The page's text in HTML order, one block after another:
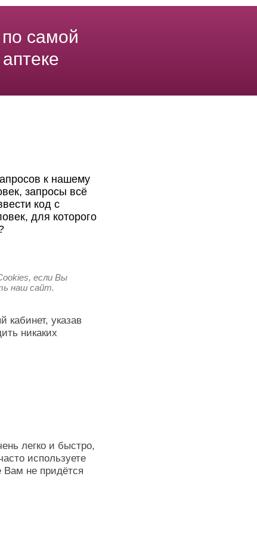
самой
к нашему
запросы всё
код с
для которого
если Вы
наш сайт.
кабинет, указав
никаких
легко и быстро,
используете
Вам не придётся